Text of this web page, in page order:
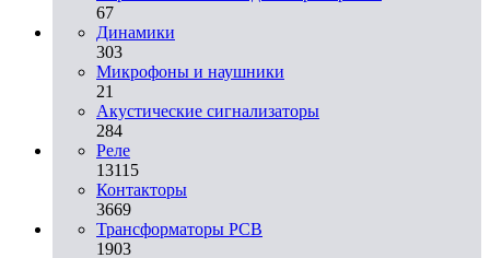
67
Динамики
303
Микрофоны и наушники
21
Акустические сигнализаторы
284
Реле
13115
Контакторы
3669
Трансформаторы PCB
1903